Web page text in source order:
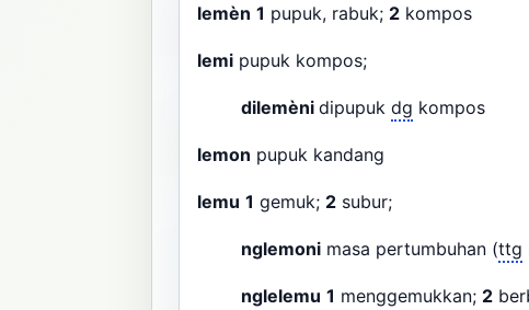
lemèn 1 pupuk, rabuk; 2 kompos
lemi pupuk kompos;
dilemèni dipupuk dg kompos
lemon pupuk kandang
lemu 1 gemuk; 2 subur;
nglemoni masa pertumbuhan (ttg
nglelemu 1 menggemukkan; 2